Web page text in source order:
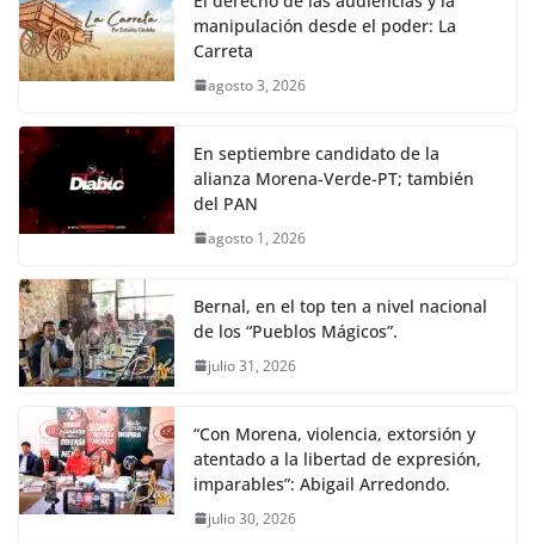
manipulación desde el poder: La
Carreta
agosto 3, 2026
En septiembre candidato de la
alianza Morena-Verde-PT; también
del PAN
agosto 1, 2026
Bernal, en el top ten a nivel nacional
de los “Pueblos Mágicos”.
julio 31, 2026
“Con Morena, violencia, extorsión y
atentado a la libertad de expresión,
imparables”: Abigail Arredondo.
julio 30, 2026